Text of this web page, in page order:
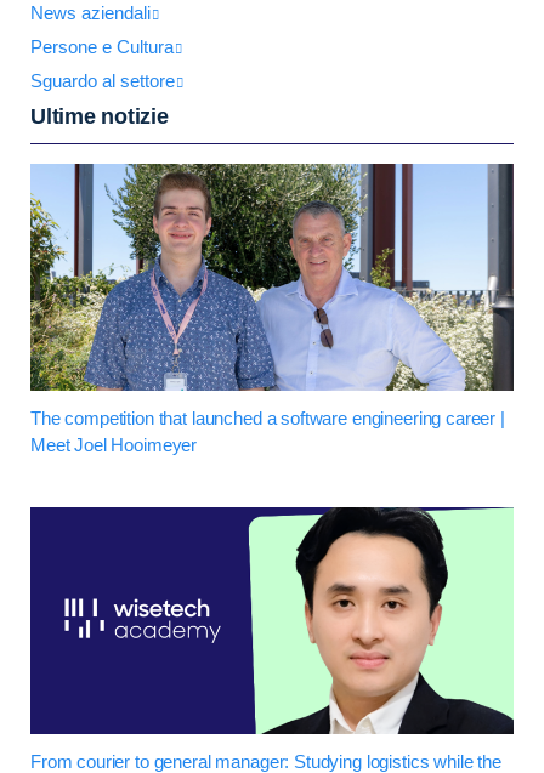
News aziendali
Persone e Cultura
Sguardo al settore
Ultime notizie
The competition that launched a software engineering career |
Meet Joel Hooimeyer
From courier to general manager: Studying logistics while the